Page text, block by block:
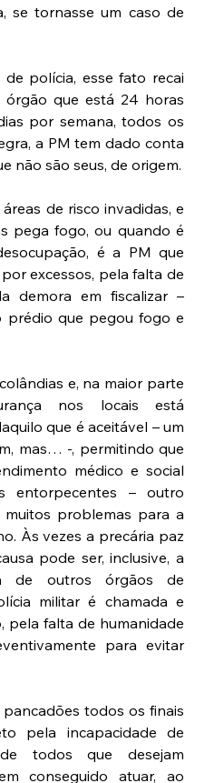
se tornasse um caso de
polícia, esse fato recai
órgão que está 24 horas
por semana, todos os
a PM tem dado conta
não são seus, de origem.
de risco invadidas, e
pega fogo, ou quando é
é a PM que
excessos, pela falta de
demora em fiscalizar –
prédio que pegou fogo e
e, na maior parte
nos locais está
que é aceitável – um
mas… -, permitindo que
médico e social
entorpecentes – outro
problemas para a
Às vezes a precária paz
pode ser, inclusive, a
de outros órgãos de
militar é chamada e
pela falta de humanidade
para evitar
todos os finais
pela incapacidade de
todos que desejam
conseguido atuar, ao